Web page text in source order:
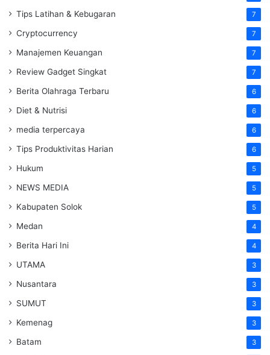
Tips Latihan & Kebugaran 7
Cryptocurrency 7
Manajemen Keuangan 7
Review Gadget Singkat 7
Berita Olahraga Terbaru 6
Diet & Nutrisi 6
media terpercaya 6
Tips Produktivitas Harian 6
Hukum 5
NEWS MEDIA 5
Kabupaten Solok 5
Medan 4
Berita Hari Ini 4
UTAMA 3
Nusantara 3
SUMUT 3
Kemenag 3
Batam 3